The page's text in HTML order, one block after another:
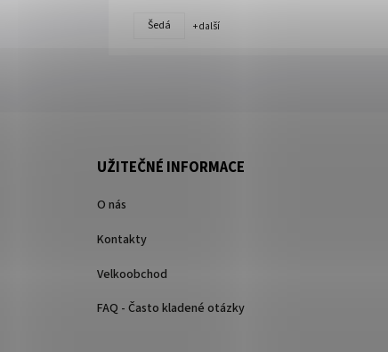
Šedá + další
UŽITEČNÉ INFORMACE
O nás
Kontakty
Velkoobchod
FAQ - Často kladené otázky